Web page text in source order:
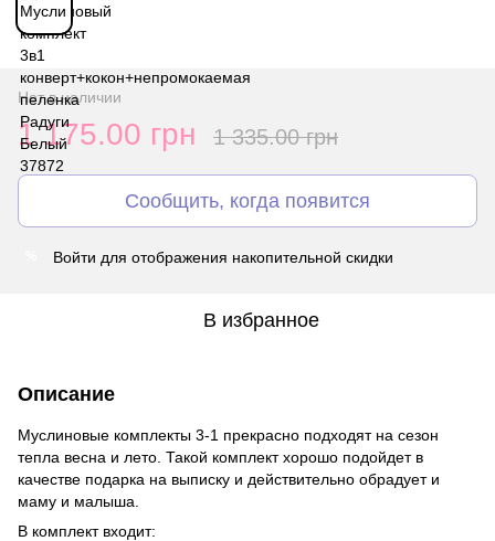
Нет в наличии
1 175.00 грн 1 335.00 грн
Сообщить, когда появится
Войти для отображения накопительной скидки
В избранное
Описание
Муслиновые комплекты 3-1 прекрасно подходят на сезон
тепла весна и лето. Такой комплект хорошо подойдет в
качестве подарка на выписку и действительно обрадует и
маму и малыша.
В комплект входит: